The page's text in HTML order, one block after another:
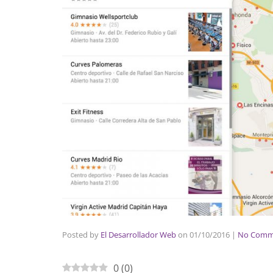
Posted by El Desarrollador Webon 01/10/2016 | No
0(0)